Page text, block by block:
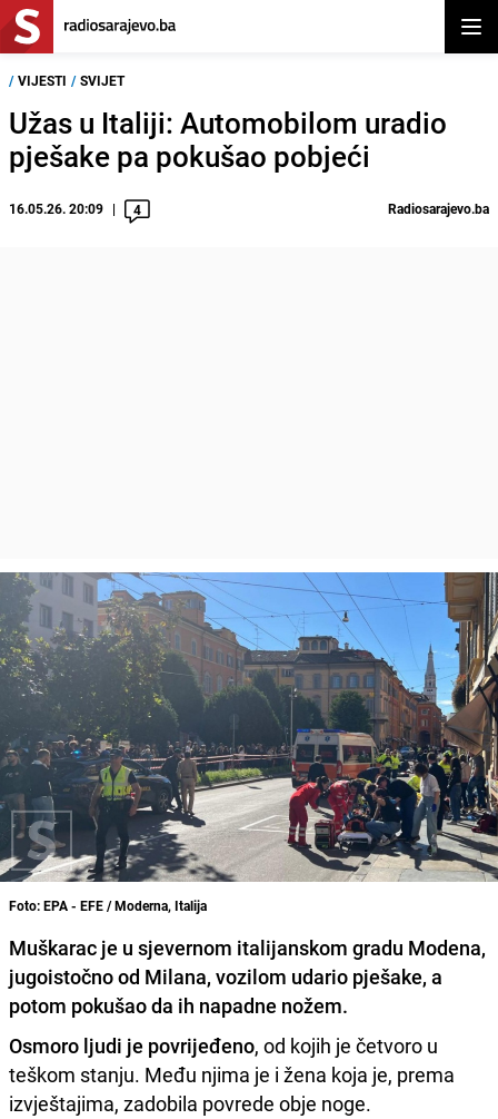
/ VIJESTI / SVIJET
Užas u Italiji: Automobilom uradio
pješake pa pokušao pobjeći
16.05.26. 20:09 4 Radiosarajevo.ba
Foto: EPA - EFE / Moderna, Italija
Muškarac je u sjevernom italijanskom gradu Modena,
jugoistočno od Milana, vozilom udario pješake, a
potom pokušao da ih napadne nožem.
Osmoro ljudi je povrijeđeno, od kojih je četvoro u
teškom stanju. Među njima je i žena koja je, prema
izvještajima, zadobila povrede obje noge.